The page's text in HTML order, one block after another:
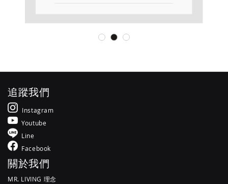
追蹤我們
Instagram
Youtube
Line
Facebook
關於我們
MR. LIVING 理念